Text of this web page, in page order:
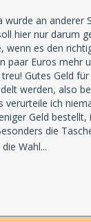
wurde an anderer
hier nur darum
wenn es den
paar Euros mehr
Gutes Geld
werden, also
verurteile ich
Geld
die
Wahl...